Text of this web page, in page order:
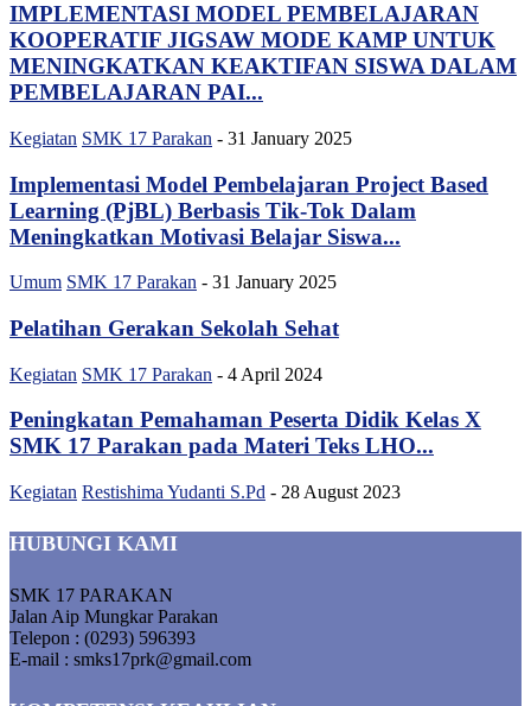
IMPLEMENTASI MODEL PEMBELAJARAN
KOOPERATIF JIGSAW MODE KAMP UNTUK
MENINGKATKAN KEAKTIFAN SISWA DALAM
PEMBELAJARAN PAI...
Kegiatan SMK 17 Parakan - 31 January 2025
Implementasi Model Pembelajaran Project Based
Learning (PjBL) Berbasis Tik-Tok Dalam
Meningkatkan Motivasi Belajar Siswa...
Umum SMK 17 Parakan - 31 January 2025
Pelatihan Gerakan Sekolah Sehat
Kegiatan SMK 17 Parakan - 4 April 2024
Peningkatan Pemahaman Peserta Didik Kelas X
SMK 17 Parakan pada Materi Teks LHO...
Kegiatan Restishima Yudanti S.Pd - 28 August 2023
HUBUNGI KAMI
SMK 17 PARAKAN
Jalan Aip Mungkar Parakan
Telepon : (0293) 596393
E-mail : smks17prk@gmail.com